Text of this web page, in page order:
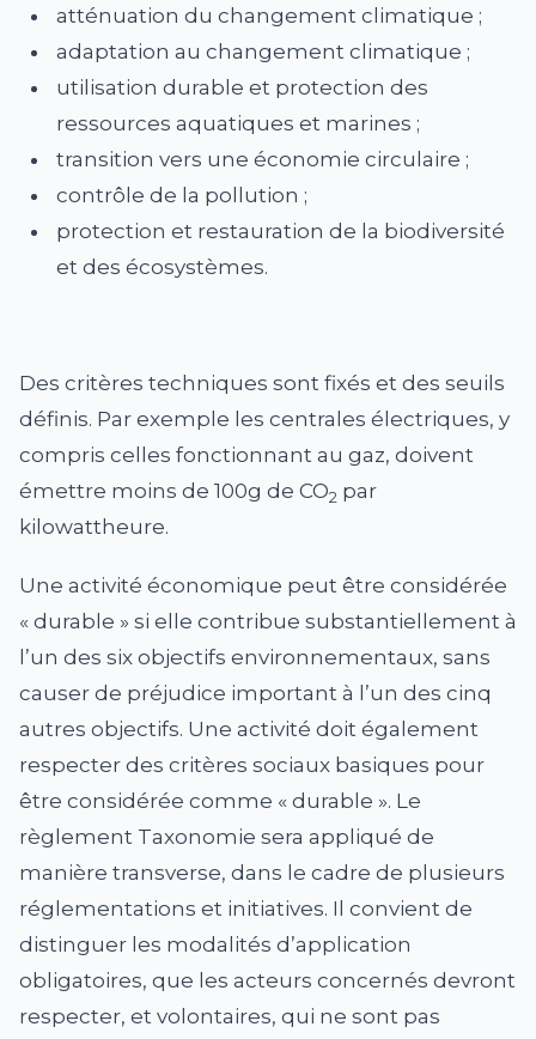
atténuation du changement climatique ;
adaptation au changement climatique ;
utilisation durable et protection des
ressources aquatiques et marines ;
transition vers une économie circulaire ;
contrôle de la pollution ;
protection et restauration de la biodiversité
et des écosystèmes.
Des critères techniques sont fixés et des seuils
définis. Par exemple les centrales électriques, y
compris celles fonctionnant au gaz, doivent
émettre moins de 100g de CO2 par
kilowattheure.
Une activité économique peut être considérée
« durable » si elle contribue substantiellement à
l’un des six objectifs environnementaux, sans
causer de préjudice important à l’un des cinq
autres objectifs. Une activité doit également
respecter des critères sociaux basiques pour
être considérée comme « durable ». Le
règlement Taxonomie sera appliqué de
manière transverse, dans le cadre de plusieurs
réglementations et initiatives. Il convient de
distinguer les modalités d’application
obligatoires, que les acteurs concernés devront
respecter, et volontaires, qui ne sont pas